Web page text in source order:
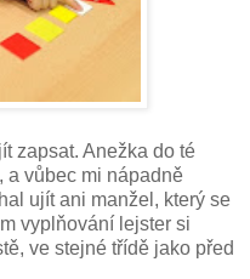
zapsat. Anežka do té
a vůbec mi nápadně
ujít ani manžel, který se
vyplňování lejster si
ve stejné třídě jako před